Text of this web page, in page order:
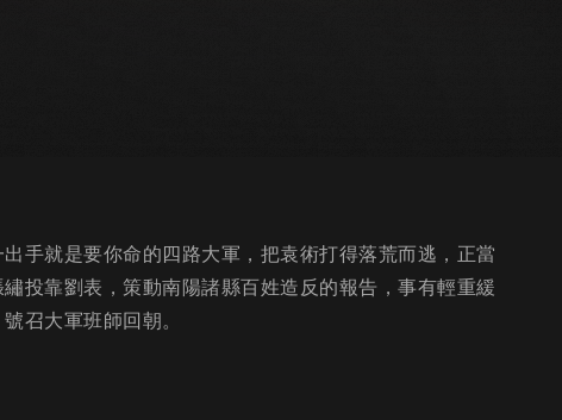
手就是要你命的四路大軍，把袁術打得落荒而逃，正當
投靠劉表，策動南陽諸縣百姓造反的報告，事有輕重緩
召大軍班師回朝。